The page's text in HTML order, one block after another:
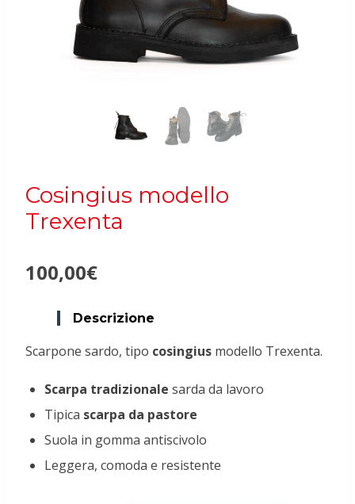
Cosingius modello
Trexenta
100,00€
Descrizione
Scarpone sardo, tipo cosingius modello Trexenta.
Scarpa tradizionale sarda da lavoro
Tipica scarpa da pastore
Suola in gomma antiscivolo
Leggera, comoda e resistente